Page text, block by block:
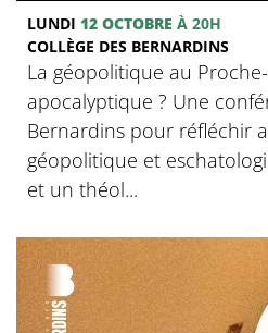
LUNDI 12 OCTOBRE À 20H
COLLÈGE DES BERNARDINS
La géopolitique au
apocalyptique ? Une
Bernardins pour réfléchir
géopolitique et
et un théol...